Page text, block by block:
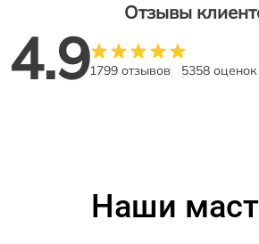
Отзывы
4.91799 отзывов 5358 оценок
Наши